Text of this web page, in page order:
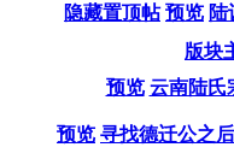
隐藏置顶帖 预览 陆
版块
预览 云南陆氏
预览 寻找德迁公之